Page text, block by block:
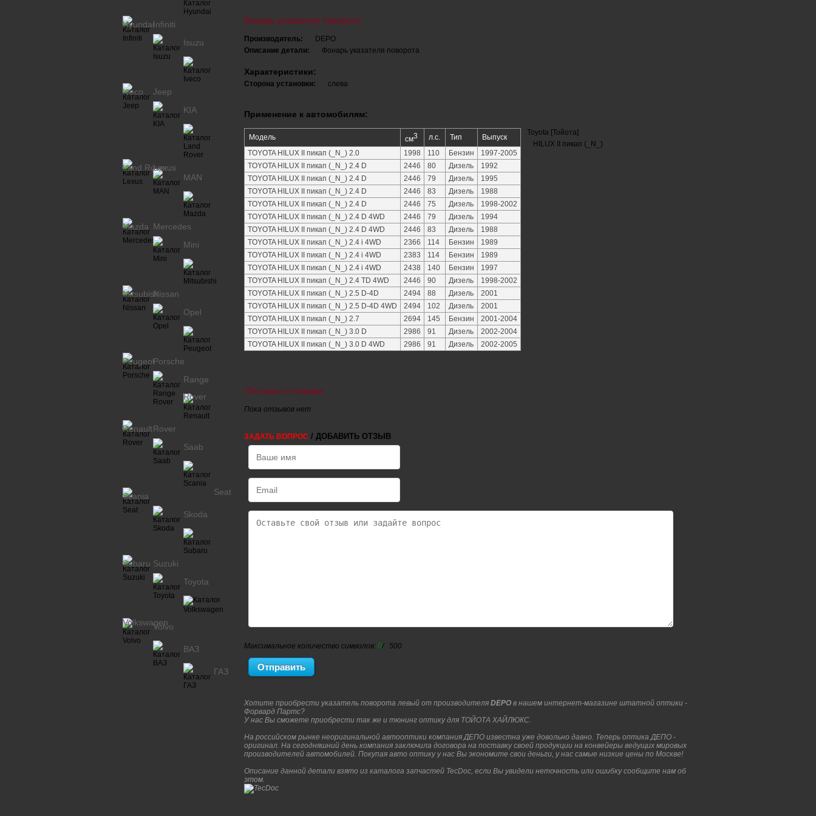
Фонарь указателя поворота
Производитель:
DEPO
Описание детали:
Фонарь указателя поворота
Характеристики:
Сторона установки: слева
Применение к автомобилям:
Модель см3 л.с. Тип
Выпуск
TOYOTA HILUX II пикап (_N_) 2.0
1998 110 Бензин
1997-2005
TOYOTA HILUX II пикап (_N_) 2.4 D
2446 80 Дизель
1992
TOYOTA HILUX II пикап (_N_) 2.4 D
2446 79 Дизель
1995
TOYOTA HILUX II пикап (_N_) 2.4 D
2446 83 Дизель
1988
TOYOTA HILUX II пикап (_N_) 2.4 D
2446 75 Дизель
1998-2002
TOYOTA HILUX II пикап (_N_) 2.4 D 4WD
2446 79 Дизель
1994
TOYOTA HILUX II пикап (_N_) 2.4 D 4WD
2446 83 Дизель
1988
TOYOTA HILUX II пикап (_N_) 2.4 i 4WD
2366 114 Бензин
1989
TOYOTA HILUX II пикап (_N_) 2.4 i 4WD
2383 114 Бензин
1989
TOYOTA HILUX II пикап (_N_) 2.4 i 4WD
2438 140 Бензин
1997
TOYOTA HILUX II пикап (_N_) 2.4 TD 4WD
2446 90 Дизель
1998-2002
TOYOTA HILUX II пикап (_N_) 2.5 D-4D
2494 88 Дизель
2001
TOYOTA HILUX II пикап (_N_) 2.5 D-4D 4WD
2494 102 Дизель
2001
TOYOTA HILUX II пикап (_N_) 2.7
2694 145 Бензин
2001-2004
TOYOTA HILUX II пикап (_N_) 3.0 D
2986 91 Дизель
2002-2004
TOYOTA HILUX II пикап (_N_) 3.0 D 4WD
2986 91 Дизель 2002-2005
Toyota [Тойота]
HILUX II пикап (_N_)
Отзывы о товаре
Пока отзывов нет
ЗАДАТЬ ВОПРОС / ДОБАВИТЬ ОТЗЫВ
Максимальное количество символов: 0/ 500
Хотите приобрести указатель поворота левый от производителя DEPO в нашем интернет-магазине штатной оптики -
Форвард Партс?
У нас Вы сможете приобрести так же и тюнинг оптику для ТОЙОТА ХАЙЛЮКС.
На российском рынке неоригинальной автооптики компания ДЕПО известна уже довольно давно. Теперь оптика ДЕПО -
оригинал. На сегодняшний день компания заключила договора на поставку своей продукции на конвейеры ведущих мировых
производителей автомобилей. Покупая авто оптику у нас Вы экономите свои деньги, у нас самые низкие цены по Москве!
Описание данной детали взято из каталога запчастей TecDoc, если Вы увидели неточность или ошибку сообщите нам об
этом.
HyundaiInfiniti
Isuzu
Iveco
Jeep
KIA
Land Rover
Lexus
MAN
Mazda Mercedes
Mini
MitsubishiNissan
Opel
PeugeotPorsche
Range
Rover
RenaultRover
Saab
Scania Seat
Skoda
Subaru Suzuki
Toyota
Volkswagen
Volvo
ВАЗ
ГАЗ